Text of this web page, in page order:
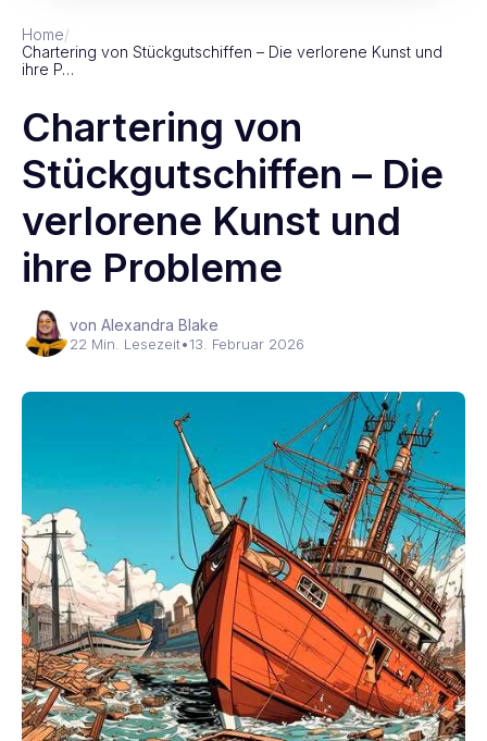
Home/
Chartering von Stückgutschiffen – Die verlorene Kunst und
ihre P…
Chartering von
Stückgutschiffen – Die
verlorene Kunst und
ihre Probleme
von Alexandra Blake
22 Min. Lesezeit•13. Februar 2026